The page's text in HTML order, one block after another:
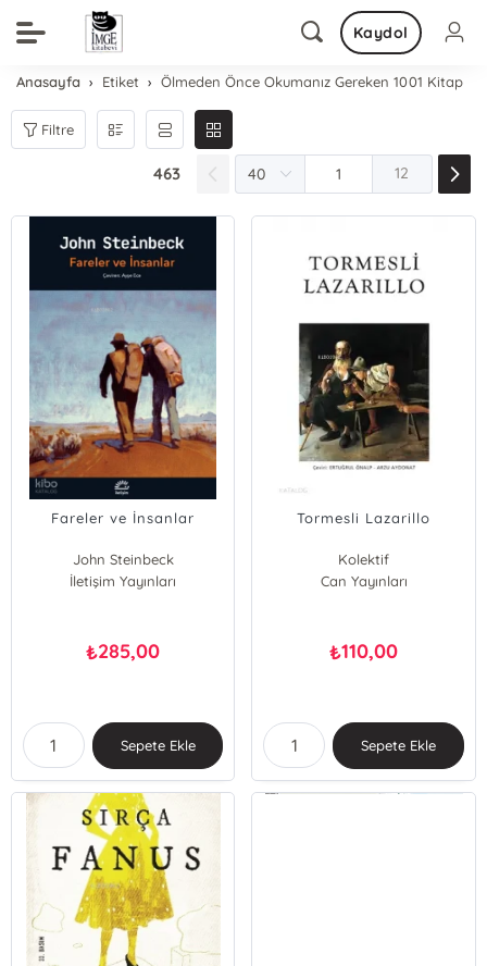
Kaydol
Anasayfa Etiket Ölmeden Önce Okumanız Gereken 1001 Kitap
Filtre
463 12
Fareler ve İnsanlar
John Steinbeck
İletişim Yayınları
₺285,00
Sepete Ekle
Tormesli Lazarillo
Kolektif
Can Yayınları
₺110,00
Sepete Ekle